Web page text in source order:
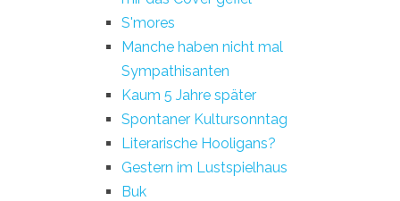
S'mores
Manche haben nicht mal
Sympathisanten
Kaum 5 Jahre später
Spontaner Kultursonntag
Literarische Hooligans?
Gestern im Lustspielhaus
Buk